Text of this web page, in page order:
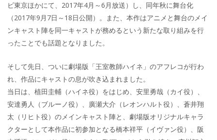
ビ東京ほかにて、2017年4月～6月放送）し、同年秋に舞台化
（2017年9月7日～18日公開）。また、本作はアニメと舞台のメイ
ンキャスト陣を同一キャストが務めるという新たな取り組みを行
ったことでも話題となりました。
そして先日、ついに劇場版「王室教師ハイネ」のアフレコが行わ
れ、作品にキャストの息が吹き込まれました。
当日は、植田圭輔（ハイネ役）をはじめ、安里勇哉（カイ役）、
安達勇人（ブルーノ役）、廣瀬大介（レオンハルト役）、蒼井翔
太（リヒト役）のメインキャスト陣と、劇場版オリジナルキャラ
クターとして本作品に初参加となる橋本祥平（イヴァン役）、阪